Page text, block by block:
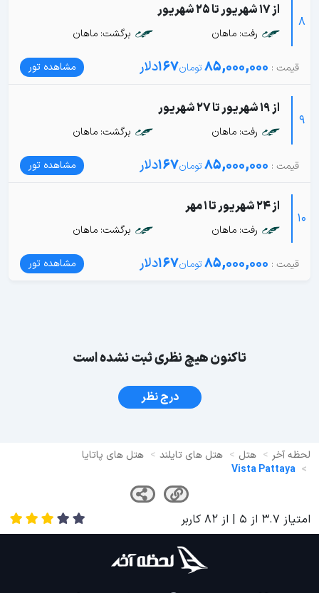
8
از 17 شهریور تا 25 شهریور
رفت: ماهان برگشت: ماهان
85,000,000
167دلار مشاهده تور
9
از 19 شهریور تا 27 شهریور
رفت: ماهان برگشت: ماهان
85,000,000
167دلار مشاهده تور
10
از 24 شهریور تا 1 مهر
رفت: ماهان برگشت: ماهان
85,000,000
167دلار مشاهده تور
تاکنون هیچ نظری ثبت نشده است
درج نظر
لحظه آخر هتل هتل های تایلند
هتل های پاتایا
Vista Pattaya
امتیاز 3.7 از 5 | از 82 کاربر